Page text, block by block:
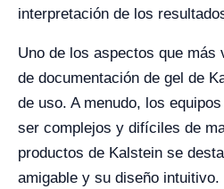
interpretación de los
Uno de los aspectos que más
de documentación de gel de
de uso. A menudo, los
ser complejos y difíciles de
productos de Kalstein se
amigable y su diseño